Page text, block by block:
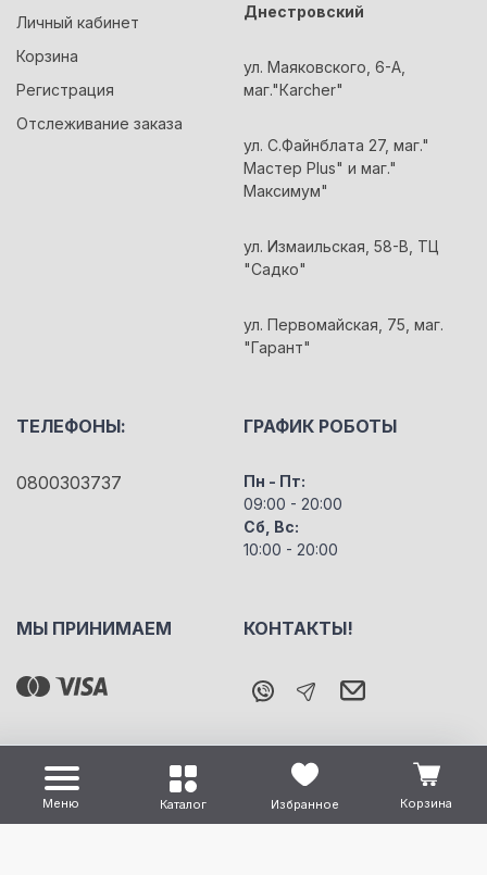
Личный кабинет
Корзина
Регистрация
Отслеживание заказа
Днестровский
ул. Маяковского, 6-А,
маг."Кarcher"
ул. С.Файнблата 27, маг."
Мастер Plus" и маг."
Максимум"
ул. Измаильская, 58-В, ТЦ
"Садко"
ул. Первомайская, 75, маг.
"Гарант"
ТЕЛЕФОНЫ:
0800303737
ГРАФИК РОБОТЫ
Пн - Пт:
09:00 - 20:00
Сб, Вс:
10:00 - 20:00
МЫ ПРИНИМАЕМ КОНТАКТЫ!
Меню Каталог Избранное Корзина